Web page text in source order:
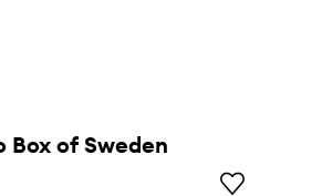
of Sweden